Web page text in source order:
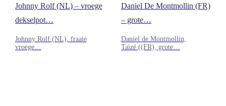
Johnny Rolf (NL) – vroege
dekselpot…
Johnny Rolf (NL), fraaie
vroege…
Daniel De Montmollin (FR)
– grote…
Daniel de Montmollin,
Taizé ((FR), grote…